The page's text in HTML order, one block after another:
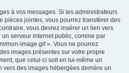
à vos messages. Si les administrateurs
pièces jointes, vous pourrez transférer des
vous devrez insérer un lien vers
serveur internet public, comme par
mon-image.gif ». Vous ne pourrez
images présentes sur votre propre
que celui-ci soit en lui-même un
vers des images hébergées derrière un